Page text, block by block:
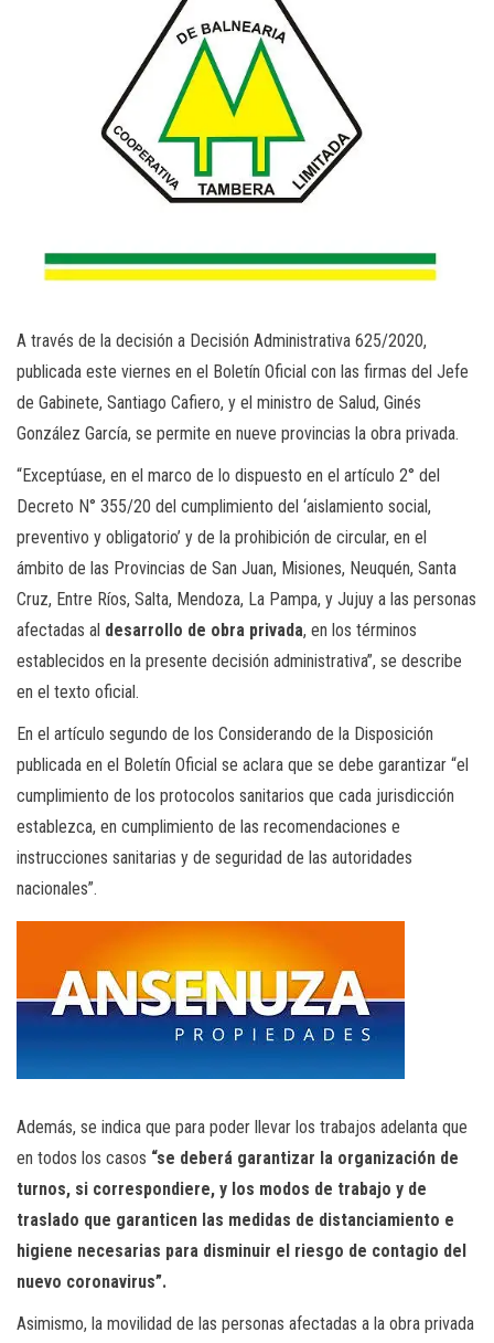
A través de la decisión a Decisión Administrativa 625/2020,
publicada este viernes en el Boletín Oficial con las firmas del Jefe
de Gabinete, Santiago Cafiero, y el ministro de Salud, Ginés
González García, se permite en nueve provincias la obra privada.
“Exceptúase, en el marco de lo dispuesto en el artículo 2° del
Decreto N° 355/20 del cumplimiento del ‘aislamiento social,
preventivo y obligatorio’ y de la prohibición de circular, en el
ámbito de las Provincias de San Juan, Misiones, Neuquén, Santa
Cruz, Entre Ríos, Salta, Mendoza, La Pampa, y Jujuy a las personas
afectadas al desarrollo de obra privada, en los términos
establecidos en la presente decisión administrativa”, se describe
en el texto oficial.
En el artículo segundo de los Considerando de la Disposición
publicada en el Boletín Oficial se aclara que se debe garantizar “el
cumplimiento de los protocolos sanitarios que cada jurisdicción
establezca, en cumplimiento de las recomendaciones e
instrucciones sanitarias y de seguridad de las autoridades
nacionales”.
Además, se indica que para poder llevar los trabajos adelanta que
en todos los casos “se deberá garantizar la organización de
turnos, si correspondiere, y los modos de trabajo y de
traslado que garanticen las medidas de distanciamiento e
higiene necesarias para disminuir el riesgo de contagio del
nuevo coronavirus”.
Asimismo, la movilidad de las personas afectadas a la obra privada